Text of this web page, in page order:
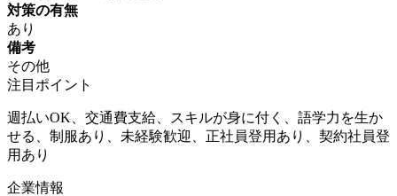
対策の有無
あり
備考
その他
注目ポイント
週払いOK、交通費支給、スキルが身に付く、語学力を生か
せる、制服あり、未経験歓迎、正社員登用あり、契約社員登
用あり
企業情報